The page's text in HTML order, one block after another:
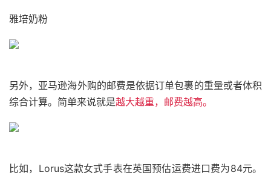
雅培奶粉
另外，亚马逊海外购的邮费是依据订单包裹的重量或者体积
综合计算。简单来说就是越大越重，邮费越高。
比如，Lorus这款女式手表在英国预估运费进口费为84元。